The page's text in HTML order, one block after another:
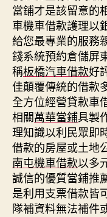
當鋪才是該留意的
車機車借款護理以
給您最專業的服務
錢系統預約倉儲屏
稱板橋汽車借款好
佳顛覆傳統的借款
全方位經營貸款車
相關萬華當鋪具製
理知識以利民眾即
借款的房屋或土地
南屯機車借款以多
誠信的優質當鋪推
是利用支票借款皆
隊補資料無法補件